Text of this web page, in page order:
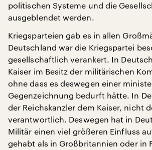
politischen Systeme und die
ausgeblendet werden.
Kriegsparteien gab es in allen
Deutschland war die Kriegspartei
gesellschaftlich verankert. In
Kaiser im Besitz der militärischen
ohne dass es deswegen einer
Gegenzeichnung bedurft hätte. In
der Reichskanzler dem Kaiser, nicht
verantwortlich. Deswegen hat in
Militär einen viel größeren Einfluss
gehabt als in Großbritannien oder in